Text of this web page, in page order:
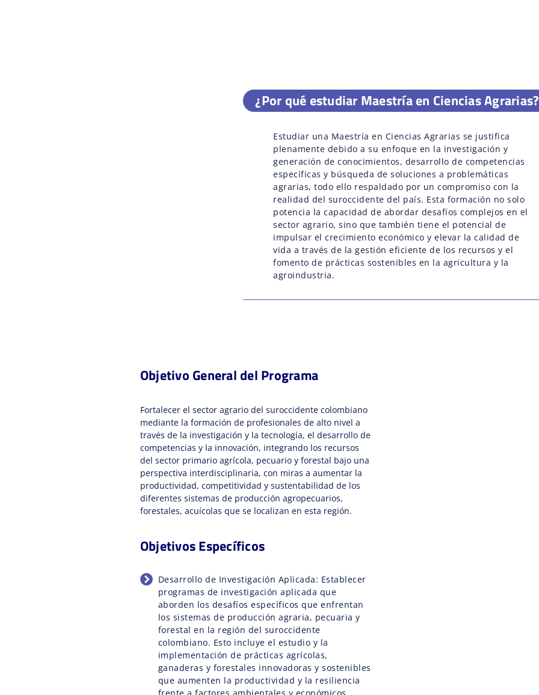
¿Por qué estudiar Maestría en Ciencias Agrarias?
Estudiar una Maestría en Ciencias Agrarias se justifica
plenamente debido a su enfoque en la investigación y
generación de conocimientos, desarrollo de competencias
específicas y búsqueda de soluciones a problemáticas
agrarias, todo ello respaldado por un compromiso con la
realidad del suroccidente del país. Esta formación no solo
potencia la capacidad de abordar desafíos complejos en el
sector agrario, sino que también tiene el potencial de
impulsar el crecimiento económico y elevar la calidad de
vida a través de la gestión eficiente de los recursos y el
fomento de prácticas sostenibles en la agricultura y la
agroindustria.
Objetivo General del Programa
Fortalecer el sector agrario del suroccidente colombiano
mediante la formación de profesionales de alto nivel a
través de la investigación y la tecnología, el desarrollo de
competencias y la innovación, integrando los recursos
del sector primario agrícola, pecuario y forestal bajo una
perspectiva interdisciplinaria, con miras a aumentar la
productividad, competitividad y sustentabilidad de los
diferentes sistemas de producción agropecuarios,
forestales, acuícolas que se localizan en esta región.
Objetivos Específicos
Desarrollo de Investigación Aplicada: Establecer
programas de investigación aplicada que
aborden los desafíos específicos que enfrentan
los sistemas de producción agraria, pecuaria y
forestal en la región del suroccidente
colombiano. Esto incluye el estudio y la
implementación de prácticas agrícolas,
ganaderas y forestales innovadoras y sostenibles
que aumenten la productividad y la resiliencia